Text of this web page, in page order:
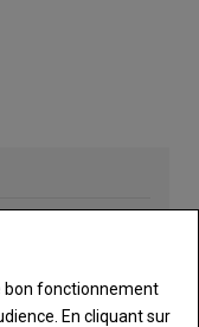
à la campagne
bon fonctionnement
En cliquant sur